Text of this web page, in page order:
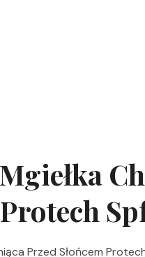
Przed Słońcem